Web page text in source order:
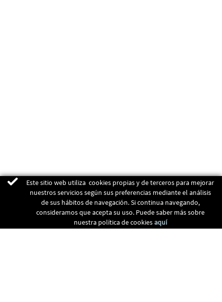
Este sitio web utiliza cookies propias y de terceros para mejorar
nuestros servicios según sus preferencias mediante el análisis
de sus hábitos de navegación. Si continua navegando,
consideramos que acepta su uso. Puede saber más sobre
nuestra política de cookies aquí